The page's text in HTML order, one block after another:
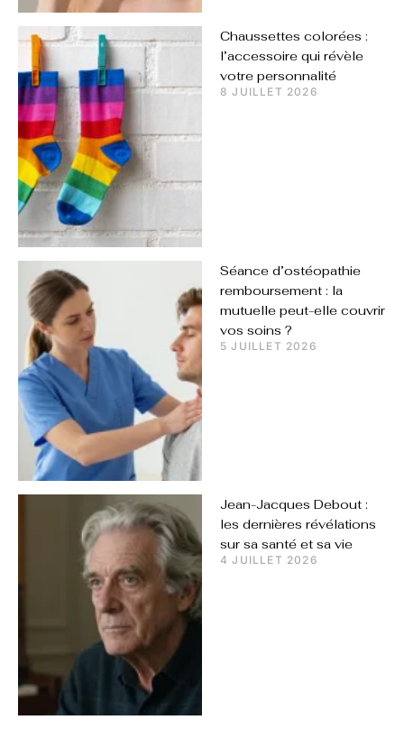
Chaussettes colorées :
l’accessoire qui révèle
votre personnalité
8 JUILLET 2026
Séance d’ostéopathie
remboursement : la
mutuelle peut-elle couvrir
vos soins ?
5 JUILLET 2026
Jean-Jacques Debout :
les dernières révélations
sur sa santé et sa vie
4 JUILLET 2026